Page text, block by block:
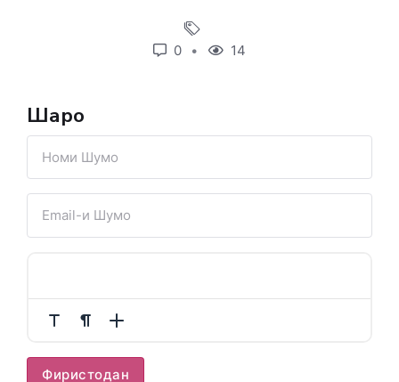
0 14
Шарҳҳо
Фиристодан